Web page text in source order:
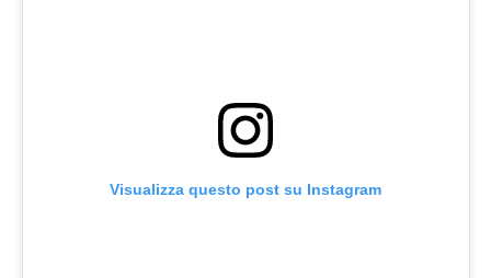
Visualizza questo post su Instagram